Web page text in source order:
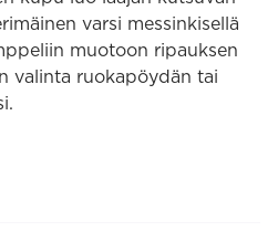
varsi messinkisellä
muotoon ripauksen
valinta ruokapöydän tai